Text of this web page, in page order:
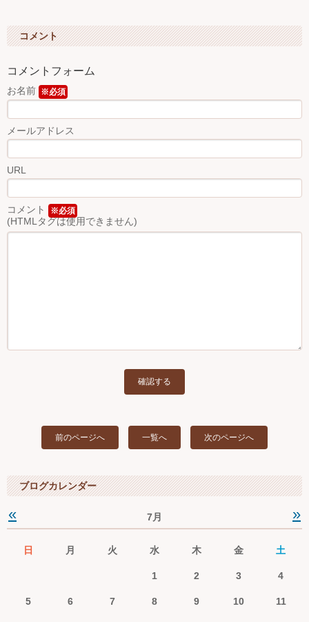
コメント
コメントフォーム
お名前 ※必須
メールアドレス
URL
コメント ※必須
(HTMLタグは使用できません)
前のページへ 一覧へ 次のページへ
ブログカレンダー
« 7月 »
日 月 火 水 木 金 土
1 2 3 4
5 6 7 8 9 10 11